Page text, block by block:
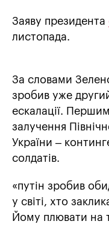
Заяву президента
листопада.
За словами
зробив уже
ескалації.
залучення
України –
солдатів.
«путін зробив
у світі, хто
Йому плювати на